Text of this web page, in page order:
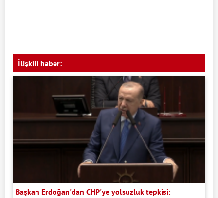
İlişkili haber:
Başkan Erdoğan'dan CHP'ye yolsuzluk tepkisi: